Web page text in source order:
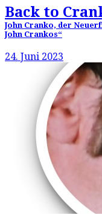
Back to
John Cranko, der
John Crankos“
24. Juni 2023